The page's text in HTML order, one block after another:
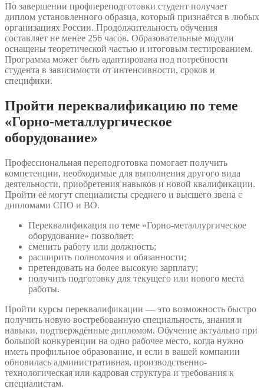
По завершении профпереподготовки студент получает
диплом установленного образца, который признаётся в любых
организациях России. Продолжительность обучения
составляет не менее 256 часов. Образовательные модули
оснащены теоретической частью и итоговым тестированием.
Программа может быть адаптирована под потребности
студента в зависимости от интенсивности, сроков и
специфики.
Пройти переквалификацию по теме
«Горно-металлургическое
оборудование»
Профессиональная переподготовка помогает получить
компетенции, необходимые для выполнения другого вида
деятельности, приобретения навыков и новой квалификации.
Пройти её могут специалисты среднего и высшего звена с
дипломами СПО и ВО.
Переквалификация по теме «Горно-металлургическое
оборудование» позволяет:
сменить работу или должность;
расширить полномочия и обязанности;
претендовать на более высокую зарплату;
получить подготовку для текущего или нового места
работы.
Пройти курсы переквалификации — это возможность быстро
получить новую востребованную специальность, знания и
навыки, подтверждённые дипломом. Обучение актуально при
большой конкуренции на одно рабочее место, когда нужно
иметь профильное образование, и если в вашей компании
обновилась административная, производственно-
технологическая или кадровая структура и требования к
специалистам.